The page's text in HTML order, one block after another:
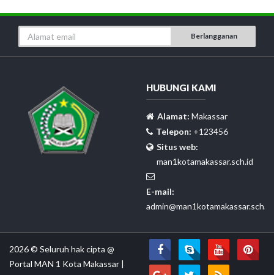
Berlangganan
HUBUNGI KAMI
Alamat: Makassar
Telepon: +123456
Situs web:
man1kotamakassar.sch.id
E-mail:
admin@man1kotamakassar.sch.id
2026 © Seluruh hak cipta @
Portal MAN 1 Kota Makassar |